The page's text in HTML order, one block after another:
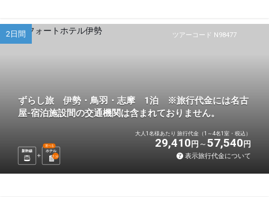
ツアーコード N98477
2日間
ずらし旅 伊勢・鳥羽・志摩 1泊 ※旅行代金には名古
屋-宿泊施設間の交通機関は含まれておりません。
新幹線 ホテル
選べる
1 泊
大人1名様あたり 旅行代金（1～4名1室・税込）
29,410 円 57,540 円
表示旅行代金について